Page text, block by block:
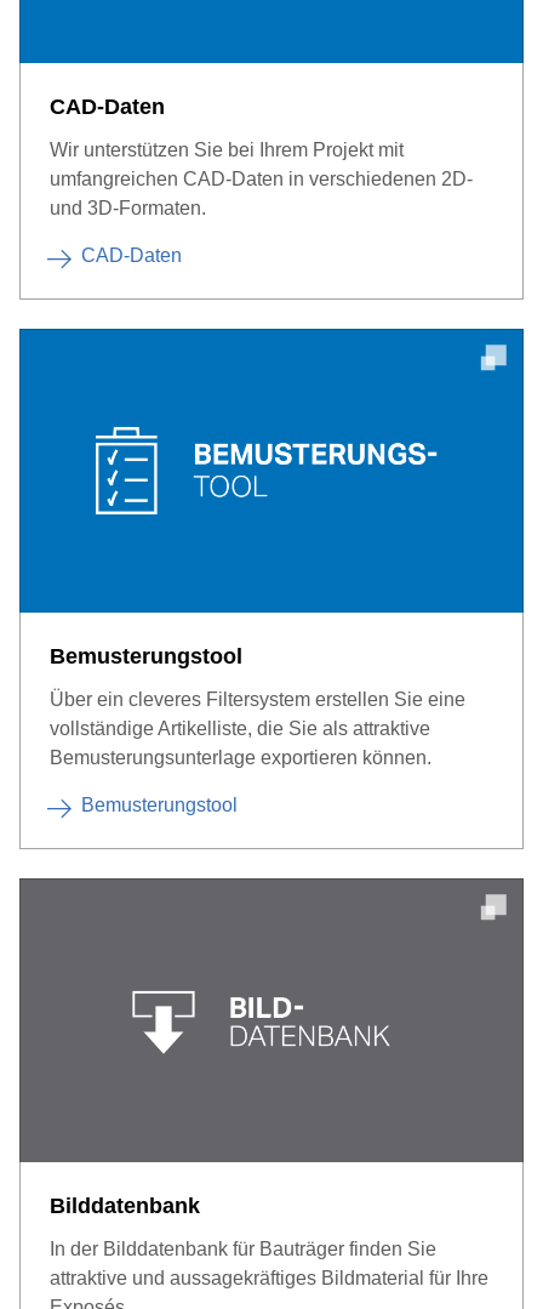
CAD-Daten
Wir unterstützen Sie bei Ihrem Projekt mit
umfangreichen CAD-Daten in verschiedenen 2D-
und 3D-Formaten.
CAD-Daten
Bemusterungstool
Über ein cleveres Filtersystem erstellen Sie eine
vollständige Artikelliste, die Sie als attraktive
Bemusterungsunterlage exportieren können.
Bemusterungstool
Bilddatenbank
In der Bilddatenbank für Bauträger finden Sie
attraktive und aussagekräftiges Bildmaterial für Ihre